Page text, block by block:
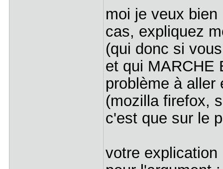
moi je veux
cas, expliquez
(qui donc si
et qui MARCHE
problème à aller
(mozilla firefox,
c'est que sur le
votre explication